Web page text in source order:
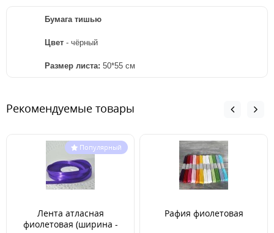
Бумага тишью
Цвет - чёрный
Размер листа: 50*55 см
Рекомендуемые товары
Популярный
Лента атласная
фиолетовая (ширина -
Рафия фиолетовая